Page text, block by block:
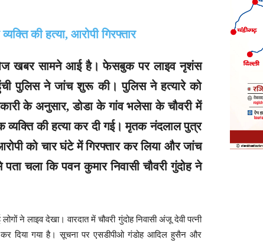
खबर सामने आई है। फेसबुक पर लाइव नृशंस
पुलिस ने जांच शुरू की। पुलिस ने हत्यारे को
के अनुसार, डोडा के गांव भलेसा के चौवरी में
व्यक्ति की हत्या कर दी गई। मृतक नंदलाल पुत्र
को चार घंटे में गिरफ्तार कर लिया और जांच
चला कि पवन कुमार निवासी चौवरी गुंदोह ने
ने लाइव देखा। वारदात में चौवरी गुंदोह निवासी अंजू देवी पत्नी
दिया गया है। सूचना पर एसडीपीओ गंडोह आदिल हुसैन और